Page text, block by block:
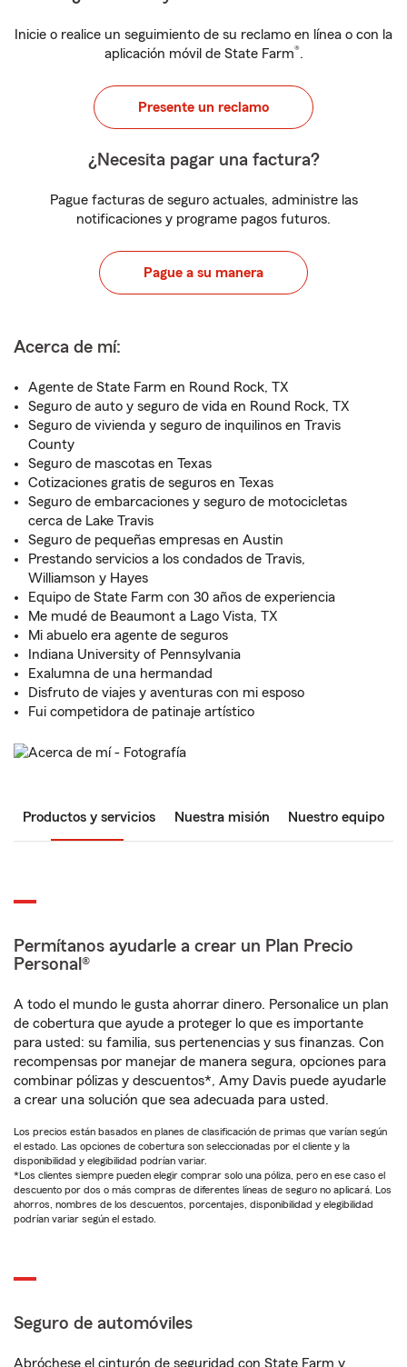
Inicie o realice un seguimiento de su reclamo en línea o con la
aplicación móvil de State Farm®.
Presente un reclamo
¿Necesita pagar una factura?
Pague facturas de seguro actuales, administre las
notificaciones y programe pagos futuros.
Pague a su manera
Acerca de mí:
Agente de State Farm en Round Rock, TX
Seguro de auto y seguro de vida en Round Rock, TX
Seguro de vivienda y seguro de inquilinos en Travis
County
Seguro de mascotas en Texas
Cotizaciones gratis de seguros en Texas
Seguro de embarcaciones y seguro de motocicletas
cerca de Lake Travis
Seguro de pequeñas empresas en Austin
Prestando servicios a los condados de Travis,
Williamson y Hayes
Equipo de State Farm con 30 años de experiencia
Me mudé de Beaumont a Lago Vista, TX
Mi abuelo era agente de seguros
Indiana University of Pennsylvania
Exalumna de una hermandad
Disfruto de viajes y aventuras con mi esposo
Fui competidora de patinaje artístico
Productos y servicios Nuestra misión Nuestro equipo
Permítanos ayudarle a crear un Plan Precio
Personal®
A todo el mundo le gusta ahorrar dinero. Personalice un plan
de cobertura que ayude a proteger lo que es importante
para usted: su familia, sus pertenencias y sus finanzas. Con
recompensas por manejar de manera segura, opciones para
combinar pólizas y descuentos*, Amy Davis puede ayudarle
a crear una solución que sea adecuada para usted.
Los precios están basados en planes de clasificación de primas que varían según
el estado. Las opciones de cobertura son seleccionadas por el cliente y la
disponibilidad y elegibilidad podrían variar.
*Los clientes siempre pueden elegir comprar solo una póliza, pero en ese caso el
descuento por dos o más compras de diferentes líneas de seguro no aplicará. Los
ahorros, nombres de los descuentos, porcentajes, disponibilidad y elegibilidad
podrían variar según el estado.
Seguro de automóviles
Abróchese el cinturón de seguridad con State Farm y